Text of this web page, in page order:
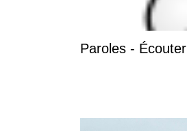
Paroles - Écouter